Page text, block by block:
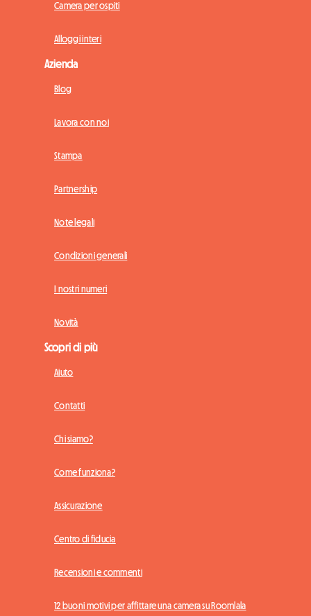
Camera per ospiti
Alloggi interi
Azienda
Blog
Lavora con noi
Stampa
Partnership
Note legali
Condizioni generali
I nostri numeri
Novità
Scopri di più
Aiuto
Contatti
Chi siamo?
Come funziona?
Assicurazione
Centro di fiducia
Recensioni e commenti
12 buoni motivi per affittare una camera su Roomlala